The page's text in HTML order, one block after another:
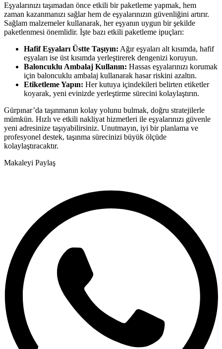
Eşyalarınızı taşımadan önce etkili bir paketleme yapmak, hem
zaman kazanmanızı sağlar hem de eşyalarınızın güvenliğini artırır.
Sağlam malzemeler kullanarak, her eşyanın uygun bir şekilde
paketlenmesi önemlidir. İşte bazı etkili paketleme ipuçları:
Hafif Eşyaları Üstte Taşıyın: Ağır eşyaları alt kısımda, hafif
eşyaları ise üst kısımda yerleştirerek dengenizi koruyun.
Baloncuklu Ambalaj Kullanın: Hassas eşyalarınızı korumak
için baloncuklu ambalaj kullanarak hasar riskini azaltın.
Etiketleme Yapın: Her kutuya içindekileri belirten etiketler
koyarak, yeni evinizde yerleştirme sürecini kolaylaştırın.
Gürpınar’da taşınmanın kolay yolunu bulmak, doğru stratejilerle
mümkün. Hızlı ve etkili nakliyat hizmetleri ile eşyalarınızı güvenle
yeni adresinize taşıyabilirsiniz. Unutmayın, iyi bir planlama ve
profesyonel destek, taşınma sürecinizi büyük ölçüde
kolaylaştıracaktır.
Makaleyi Paylaş